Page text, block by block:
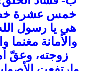
خمس عشرة
هي يا رسول
والأمانة مغنما
زوجته، وعقّ